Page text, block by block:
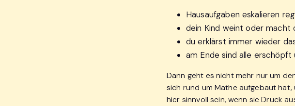
Hausaufgaben eskalieren
dein Kind weint oder macht
du erklärst immer wieder
am Ende sind alle erschöpft
Dann geht es nicht mehr nur um
sich rund um Mathe aufgebaut
hier sinnvoll sein, wenn sie Druck